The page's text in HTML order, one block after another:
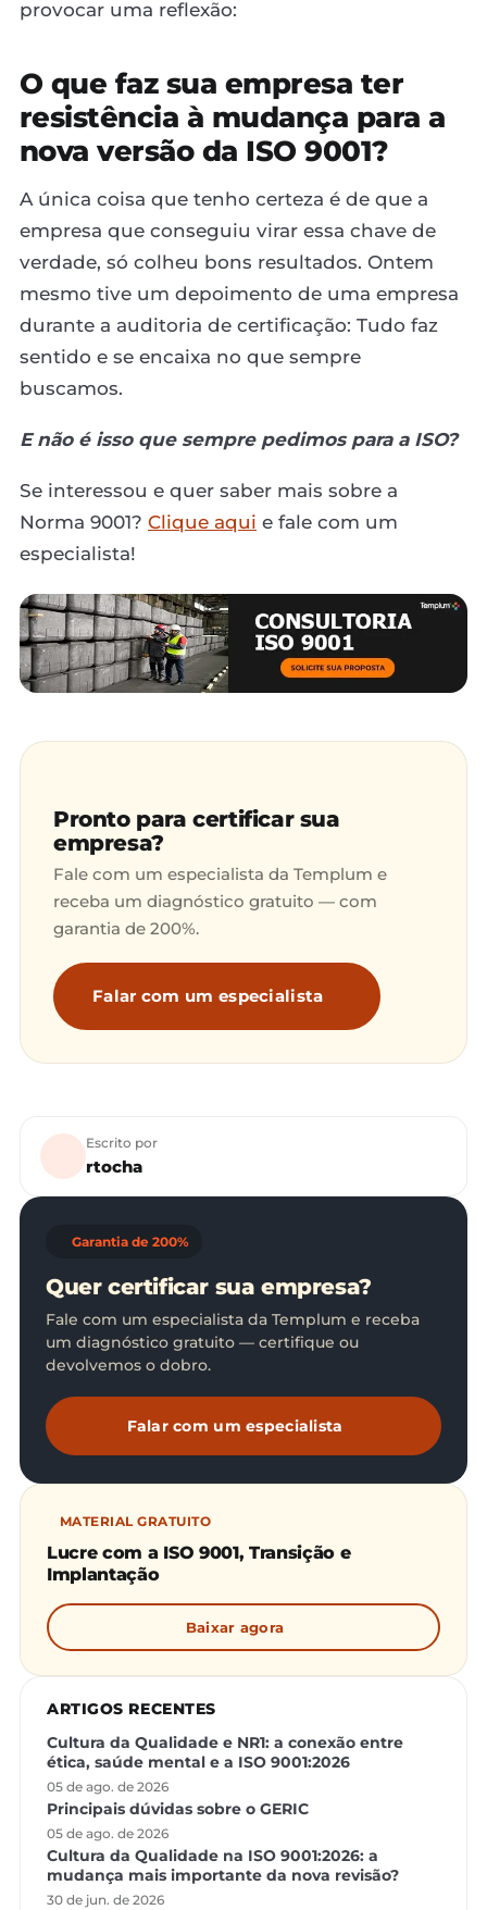
provocar uma reflexão:
O que faz sua empresa ter
resistência à mudança para a
nova versão da ISO 9001?
A única coisa que tenho certeza é de que a
empresa que conseguiu virar essa chave de
verdade, só colheu bons resultados. Ontem
mesmo tive um depoimento de uma empresa
durante a auditoria de certificação: Tudo faz
sentido e se encaixa no que sempre
buscamos.
E não é isso que sempre pedimos para a ISO?
Se interessou e quer saber mais sobre a
Norma 9001? Clique aqui e fale com um
especialista!
Pronto para certificar sua
empresa?
Fale com um especialista da Templum e
receba um diagnóstico gratuito — com
garantia de 200%.
Falar com um especialista
Escrito por
rtocha
Garantia de 200%
Quer certificar sua empresa?
Fale com um especialista da Templum e receba
um diagnóstico gratuito — certifique ou
devolvemos o dobro.
Falar com um especialista
MATERIAL GRATUITO
Lucre com a ISO 9001, Transição e
Implantação
Baixar agora
ARTIGOS RECENTES
Cultura da Qualidade e NR1: a conexão entre
ética, saúde mental e a ISO 9001:2026
05 de ago. de 2026
Principais dúvidas sobre o GERIC
05 de ago. de 2026
Cultura da Qualidade na ISO 9001:2026: a
mudança mais importante da nova revisão?
30 de jun. de 2026